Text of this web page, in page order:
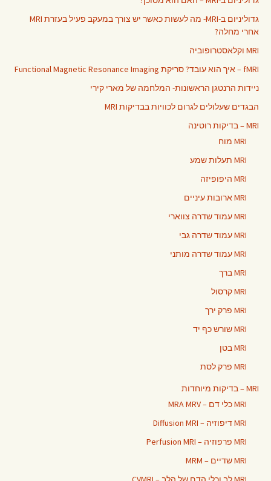
גדוליניום ב-MRI- מה לעשות כאשר יש צורך במעקב פעיל בעזרת MRI
אחרי מחלה?
MRI וקלאסטרופוביה
fMRI – איך הוא עובד? סריקת Functional Magnetic Resonance Imaging
ניידות הרנטגן הראשונות- המלחמה של מארי קירי
הבגדים שעלולים לגרום לכוויות בבדיקות MRI
MRI – בדיקות רוטינה
MRI מוח
MRI תעלות שמע
MRI היפופיזה
MRI ארובות עיניים
MRI עמוד שדרה צווארי
MRI עמוד שדרה גבי
MRI עמוד שדרה מותני
MRI ברך
MRI קרסול
MRI פרק ירך
MRI שורש כף יד
MRI בטן
MRI פרק לסת
MRI – בדיקות מיוחדות
MRI כלי דם – MRA MRV
MRI דיפוזיה – Diffusion MRI
MRI פרפוזיה – Perfusion MRI
MRI שדיים – MRM